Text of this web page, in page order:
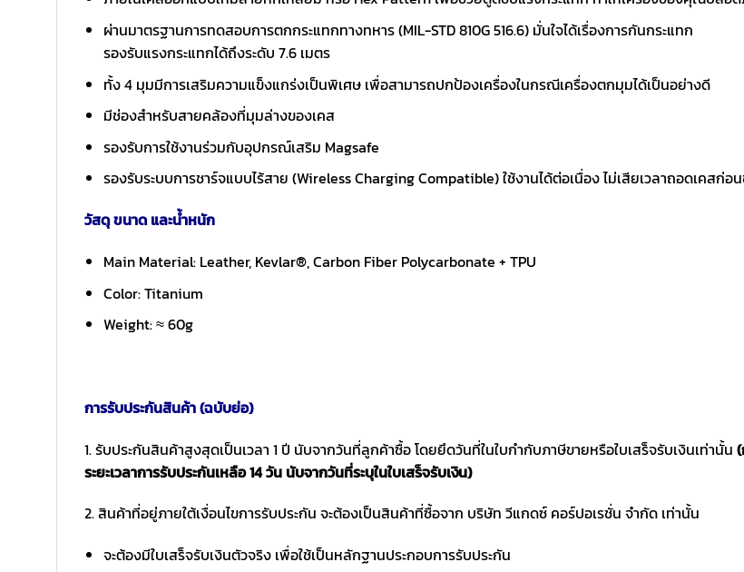
ผ่านมาตรฐานการทดสอบการตกกระแทกทางทหาร (MIL-STD 810G 516.6) มั่นใจได้เรื่องการกันกระแทก
รองรับแรงกระแทกได้ถึงระดับ 7.6 เมตร
ทั้ง 4 มุมมีการเสริมความแข็งแกร่งเป็นพิเศษ เพื่อสามารถปกป้องเครื่องในกรณีเครื่องตกมุมได้เป็นอย่างดี
มีช่องสำหรับสายคล้องที่มุมล่างของเคส
รองรับการใช้งานร่วมกับอุปกรณ์เสริม Magsafe
รองรับระบบการชาร์จแบบไร้สาย (Wireless Charging Compatible) ใช้งานได้ต่อเนื่อง ไม่เสียเวลาถอดเคสก่อ
วัสดุ ขนาด และน้ำหนัก
Main Material: Leather, Kevlar®, Carbon Fiber Polycarbonate + TPU
Color: Titanium
Weight: ≈ 60g
การรับประกันสินค้า (ฉบับย่อ)
1. รับประกันสินค้าสูงสุดเป็นเวลา 1 ปี นับจากวันที่ลูกค้าซื้อ โดยยึดวันที่ในใบกำกับภาษีขายหรือใบเสร็จรับเงินเท่านั้น
ระยะเวลาการรับประกันเหลือ 14 วัน นับจากวันที่ระบุในใบเสร็จรับเงิน)
2. สินค้าที่อยู่ภายใต้เงื่อนไขการรับประกัน จะต้องเป็นสินค้าที่ซื้อจาก บริษัท วีแกดซ์ คอร์ปอเรชั่น จำกัด เท่านั้น
จะต้องมีใบเสร็จรับเงินตัวจริง เพื่อใช้เป็นหลักฐานประกอบการรับประกัน